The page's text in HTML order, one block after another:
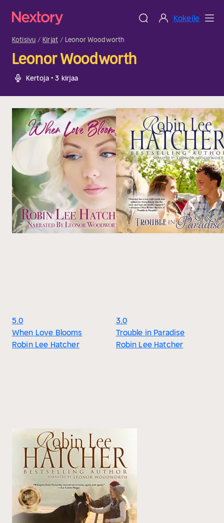
Kokeile
Kotisivu Kirjat Leonor Woodworth
Leonor Woodworth
Kertoja • 3 kirjaa
5.0
When Love Blooms
Robin Lee Hatcher
3.0
Trouble in Paradise
Robin Lee Hatcher